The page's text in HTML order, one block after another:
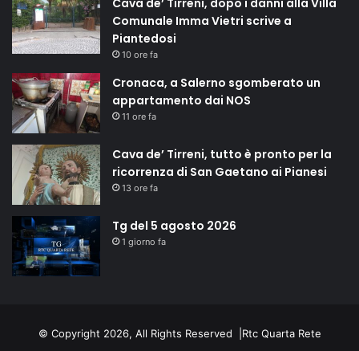
Cava de’ Tirreni, dopo i danni alla Villa
Comunale Imma Vietri scrive a
Piantedosi
10 ore fa
Cronaca, a Salerno sgomberato un
appartamento dai NOS
11 ore fa
Cava de’ Tirreni, tutto è pronto per la
ricorrenza di San Gaetano ai Pianesi
13 ore fa
Tg del 5 agosto 2026
1 giorno fa
© Copyright 2026, All Rights Reserved | Rtc Quarta Rete